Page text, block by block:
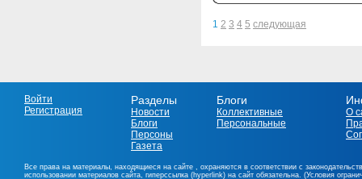
1 2 3 4 5 следующая
Войти
Регистрация
Разделы
Новости
Блоги
Персоны
Газета
Блоги
Коллективные
Персональные
О
Все права на материалы, находящиеся на сайте , охраняются в соответствии с
использовании материалов сайта, гиперссылка (hyperlink) на сайт обязательна. (Условия